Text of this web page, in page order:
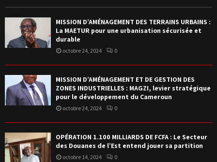
MISSION D’AMÉNAGEMENT DES TERRAINS URBAINS :
La MAETUR pour une urbanisation sécurisée et
durable
octobre 24, 2024 0
MISSION D’AMÉNAGEMENT ET DE GESTION DES
ZONES INDUSTRIELLES : MAGZI, levier stratégique
pour le développement du Cameroun
octobre 24, 2024 0
OPÉRATION 1.100 MILLIARDS DE FCFA : Le Secteur
des Douanes de l’Est entend jouer sa partition
octobre 14, 2024 0